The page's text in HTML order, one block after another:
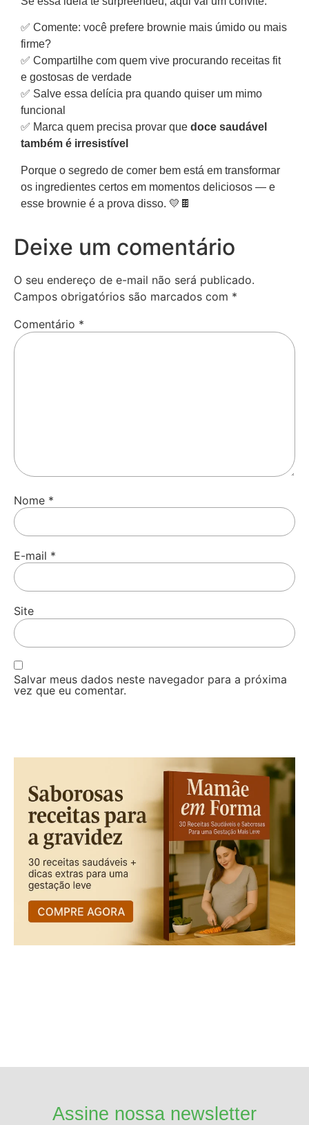
✅ Comente: você prefere brownie mais úmido ou mais
firme?
✅ Compartilhe com quem vive procurando receitas fit
e gostosas de verdade
✅ Salve essa delícia pra quando quiser um mimo
funcional
✅ Marca quem precisa provar que doce saudável
também é irresistível
Porque o segredo de comer bem está em transformar
os ingredientes certos em momentos deliciosos — e
esse brownie é a prova disso. 💛🍫
Deixe um comentário
O seu endereço de e-mail não será publicado.
Campos obrigatórios são marcados com *
Comentário *
Nome *
E-mail *
Site
Salvar meus dados neste navegador para a próxima
vez que eu comentar.
Assine nossa newsletter